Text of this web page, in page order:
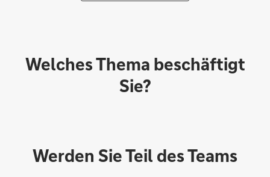
Welches Thema beschäftigt
Sie?
Werden Sie Teil des Teams